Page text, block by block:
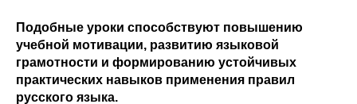
Подобные уроки способствуют повышению
учебной мотивации, развитию языковой
грамотности и формированию устойчивых
практических навыков применения правил
русского языка.